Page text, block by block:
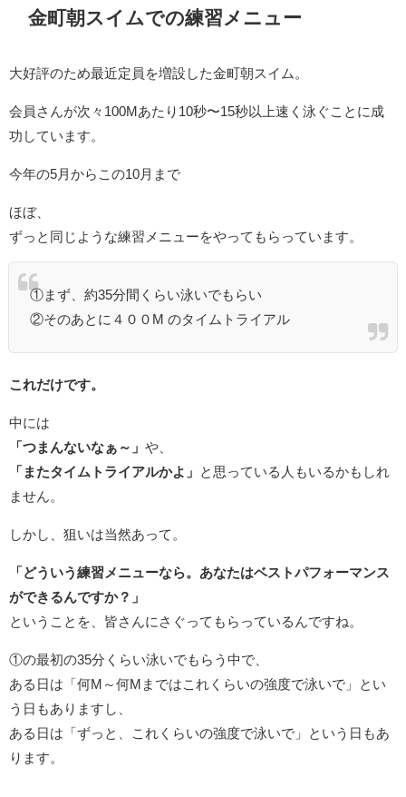
金町朝スイムでの練習メニュー
大好評のため最近定員を増設した金町朝スイム。
会員さんが次々100Mあたり10秒〜15秒以上速く泳ぐことに成
功しています。
今年の5月からこの10月まで
ほぼ、
ずっと同じような練習メニューをやってもらっています。
①まず、約35分間くらい泳いでもらい
②そのあとに４００M のタイムトライアル
これだけです。
中には
「つまんないなぁ～」 や、
「またタイムトライアルかよ」
と思っている人もいるかもしれ
ません。
しかし、狙いは当然あって。
「どういう練習メニューなら。あなたはベストパフォーマンス
ができるんですか？」
ということを、皆さんにさぐってもらっているんですね。
①の最初の35分くらい泳いでもらう中で、
ある日は「何M～何Mまではこれくらいの強度で泳いで」とい
う日もありますし、
ある日は「ずっと、これくらいの強度で泳いで」という日もあ
ります。